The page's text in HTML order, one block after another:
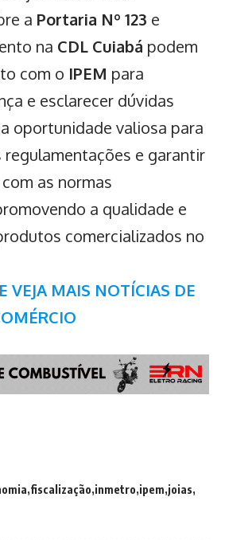
a Portaria Nº 123 e
na CDL Cuiabá podem
com o IPEM para
e esclarecer dúvidas
oportunidade valiosa para
regulamentações e garantir
as normas
a qualidade e
comercializados no
VEJA MAIS NOTÍCIAS DE
fiscalização inmetro ipem joias